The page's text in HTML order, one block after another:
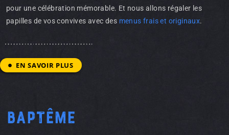
pour une célébration mémorable. Et nous allons régaler les
papilles de vos convives avec des menus frais et originaux.
EN SAVOIR PLUS
Baptême